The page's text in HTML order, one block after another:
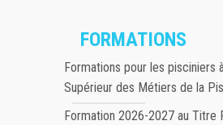
FORMATIONS
Formations pour les pisciniers
Supérieur des Métiers de la
Formation 2026-2027 au Titre